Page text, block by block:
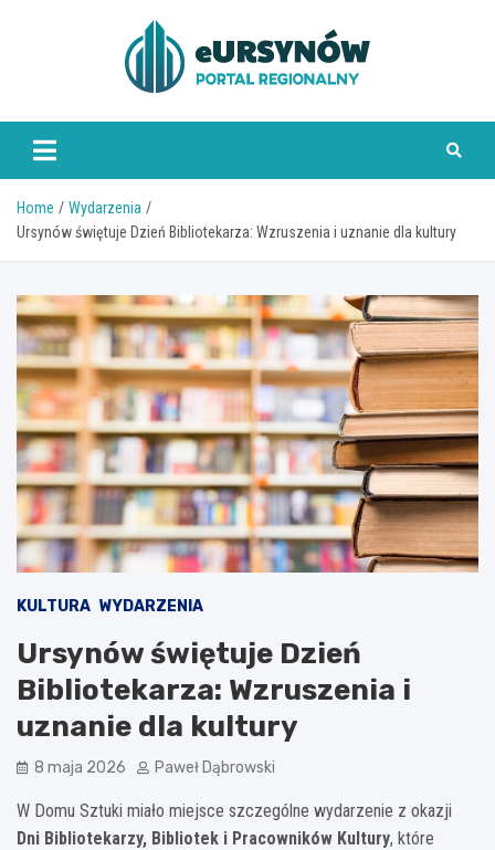
Home
Wydarzenia
Ursynów świętuje Dzień Bibliotekarza: Wzruszenia i uznanie dla kultury
KULTURA WYDARZENIA
Ursynów świętuje Dzień
Bibliotekarza: Wzruszenia i
uznanie dla kultury
8 maja 2026 Paweł Dąbrowski
W Domu Sztuki miało miejsce szczególne wydarzenie z okazji
Dni Bibliotekarzy, Bibliotek i Pracowników Kultury, które